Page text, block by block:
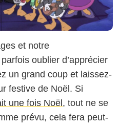
et notre
oublier d’apprécier
un grand coup et laissez-
festive de Noël. Si
une fois Noël , tout ne se
prévu, cela fera peut-